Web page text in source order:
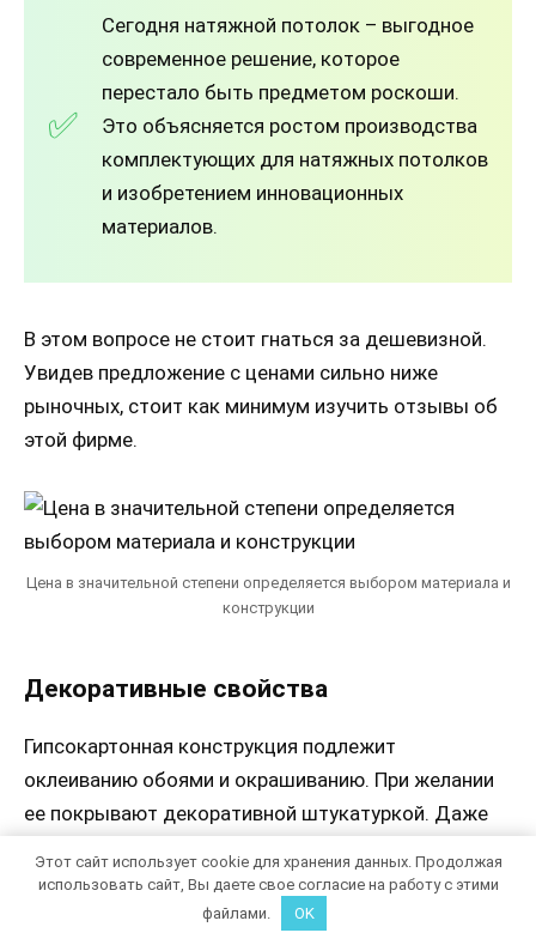
Сегодня натяжной потолок – выгодное
современное решение, которое
перестало быть предметом роскоши.
Это объясняется ростом производства
комплектующих для натяжных потолков
и изобретением инновационных
материалов.
В этом вопросе не стоит гнаться за дешевизной.
Увидев предложение с ценами сильно ниже
рыночных, стоит как минимум изучить отзывы об
этой фирме.
Цена в значительной степени определяется выбором материала и
конструкции
Декоративные свойства
Гипсокартонная конструкция подлежит
оклеиванию обоями и окрашиванию. При желании
ее покрывают декоративной штукатуркой. Даже
оформить любым привлекательным способом.
Этот сайт использует cookie для хранения данных. Продолжая
использовать сайт, Вы даете свое согласие на работу с этими
файлами.
OK